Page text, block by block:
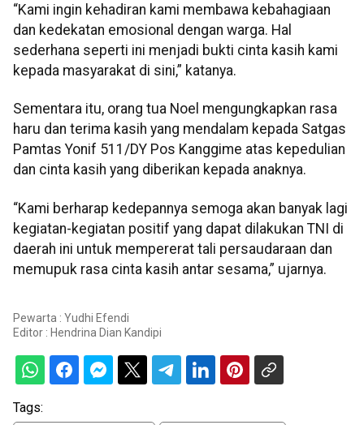
“Kami ingin kehadiran kami membawa kebahagiaan
dan kedekatan emosional dengan warga. Hal
sederhana seperti ini menjadi bukti cinta kasih kami
kepada masyarakat di sini,” katanya.
Sementara itu, orang tua Noel mengungkapkan rasa
haru dan terima kasih yang mendalam kepada Satgas
Pamtas Yonif 511/DY Pos Kanggime atas kepedulian
dan cinta kasih yang diberikan kepada anaknya.
“Kami berharap kedepannya semoga akan banyak lagi
kegiatan-kegiatan positif yang dapat dilakukan TNI di
daerah ini untuk mempererat tali persaudaraan dan
memupuk rasa cinta kasih antar sesama,” ujarnya.
Pewarta : Yudhi Efendi
Editor : Hendrina Dian Kandipi
Tags: